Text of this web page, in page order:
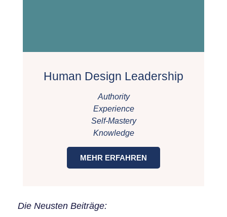
Human Design Leadership
Authority
Experience
Self-Mastery
Knowledge
MEHR ERFAHREN
Die Neusten Beiträge: